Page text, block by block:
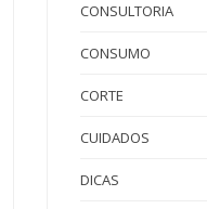
CONSULTORIA
CONSUMO
CORTE
CUIDADOS
DICAS